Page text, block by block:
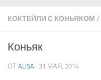
КОКТЕЙЛИ С КОНЬЯКОМ /
Коньяк
ОТ ALISA · 31 МАЯ, 2014